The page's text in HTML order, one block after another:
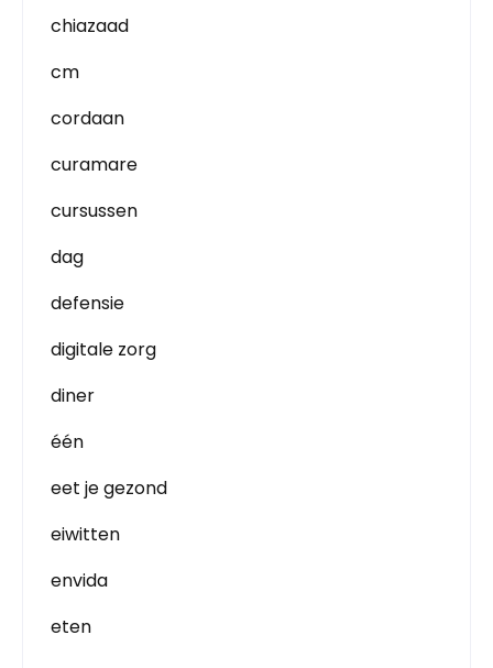
chiazaad
cm
cordaan
curamare
cursussen
dag
defensie
digitale zorg
diner
één
eet je gezond
eiwitten
envida
eten